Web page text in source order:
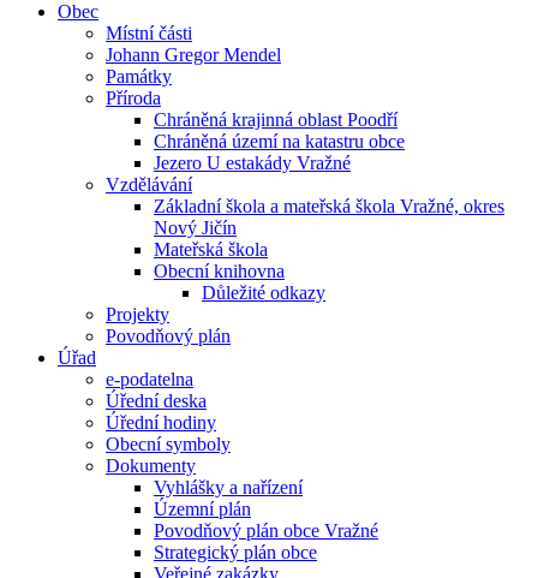
Obec
Místní části
Johann Gregor Mendel
Památky
Příroda
Chráněná krajinná oblast Poodří
Chráněná území na katastru obce
Jezero U estakády Vražné
Vzdělávání
Základní škola a mateřská škola Vražné, okres
Nový Jičín
Mateřská škola
Obecní knihovna
Důležité odkazy
Projekty
Povodňový plán
Úřad
e-podatelna
Úřední deska
Úřední hodiny
Obecní symboly
Dokumenty
Vyhlášky a nařízení
Územní plán
Povodňový plán obce Vražné
Strategický plán obce
Veřejné zakázky